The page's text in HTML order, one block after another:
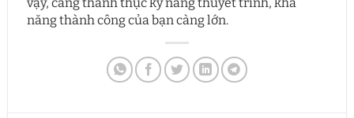
vậy, càng thành thục kỹ năng thuyết trình, khả
năng thành công của bạn càng lớn.